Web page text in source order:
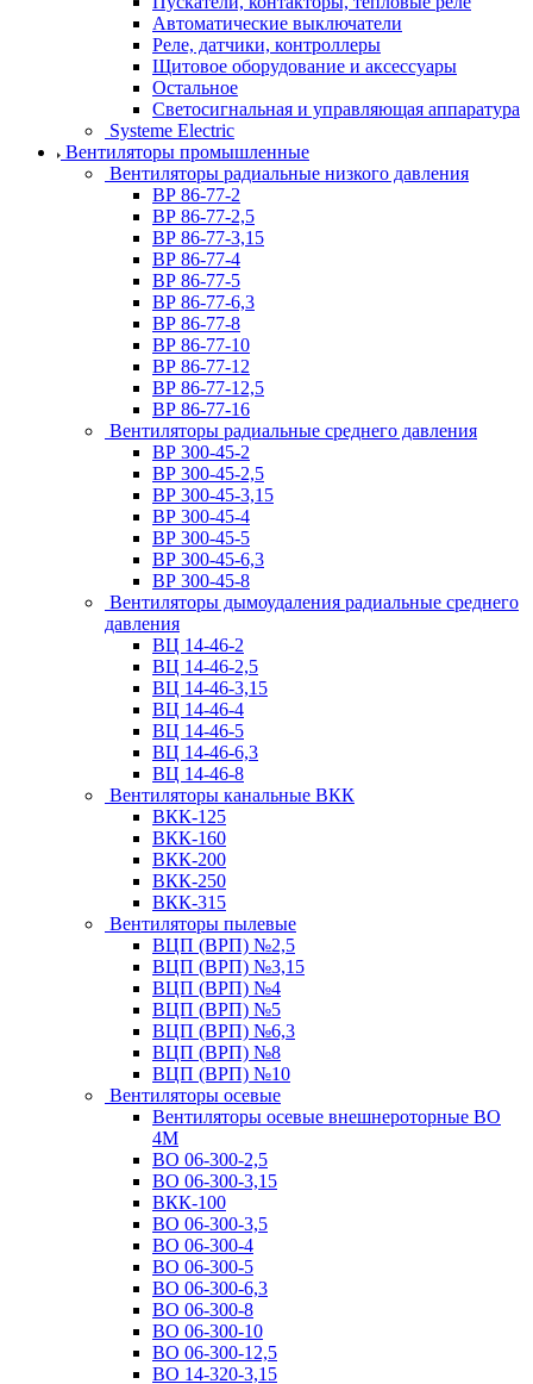
Автоматические выключатели
Реле, датчики, контроллеры
Щитовое оборудование и аксессуары
Остальное
Светосигнальная и управляющая аппаратура
Systeme Electric
Вентиляторы промышленные
Вентиляторы радиальные низкого давления
ВР 86-77-2
ВР 86-77-2,5
ВР 86-77-3,15
ВР 86-77-4
ВР 86-77-5
ВР 86-77-6,3
ВР 86-77-8
ВР 86-77-10
ВР 86-77-12
ВР 86-77-12,5
ВР 86-77-16
Вентиляторы радиальные среднего давления
ВР 300-45-2
ВР 300-45-2,5
ВР 300-45-3,15
ВР 300-45-4
ВР 300-45-5
ВР 300-45-6,3
ВР 300-45-8
Вентиляторы дымоудаления радиальные среднего
давления
ВЦ 14-46-2
ВЦ 14-46-2,5
ВЦ 14-46-3,15
ВЦ 14-46-4
ВЦ 14-46-5
ВЦ 14-46-6,3
ВЦ 14-46-8
Вентиляторы канальные ВКК
ВКК-125
ВКК-160
ВКК-200
ВКК-250
ВКК-315
Вентиляторы пылевые
ВЦП (ВРП) №2,5
ВЦП (ВРП) №3,15
ВЦП (ВРП) №4
ВЦП (ВРП) №5
ВЦП (ВРП) №6,3
ВЦП (ВРП) №8
ВЦП (ВРП) №10
Вентиляторы осевые
Вентиляторы осевые внешнероторные ВО
4М
ВО 06-300-2,5
ВО 06-300-3,15
ВКК-100
ВО 06-300-3,5
ВО 06-300-4
ВО 06-300-5
ВО 06-300-6,3
ВО 06-300-8
ВО 06-300-10
ВО 06-300-12,5
ВО 14-320-3,15